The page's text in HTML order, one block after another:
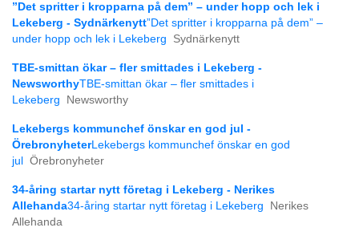
”Det spritter i kropparna på dem” – under hopp och lek i
Lekeberg - Sydnärkenytt”Det spritter i kropparna på dem” –
under hopp och lek i Lekeberg
Sydnärkenytt
TBE-smittan ökar – fler smittades i Lekeberg -
NewsworthyTBE-smittan ökar – fler smittades i
Lekeberg
Newsworthy
Lekebergs kommunchef önskar en god jul -
ÖrebronyheterLekebergs kommunchef önskar en god
jul
Örebronyheter
34-åring startar nytt företag i Lekeberg - Nerikes
Allehanda34-åring startar nytt företag i Lekeberg
Nerikes
Allehanda